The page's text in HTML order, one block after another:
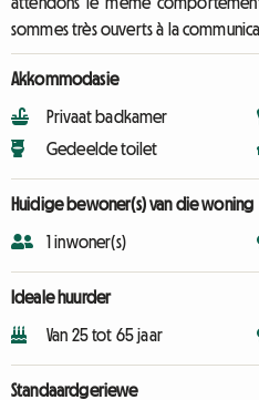
sommes très ouverts à la
Akkommodasie
Privaat badkamer
Gedeelde toilet
Huidige bewoner(s) van die woning
1 inwoner(s)
Ideale huurder
Van 25 tot 65 jaar
Standaardgeriewe